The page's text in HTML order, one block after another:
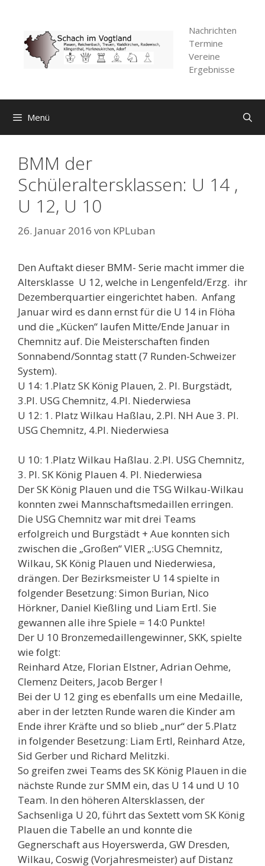
springen
Nachrichten
Termine
Vereine
Ergebnisse
Menü
BMM der
Schüleraltersklassen: U 14 ,
U 12, U 10
26. Januar 2016 von KPLuban
Den Auftakt dieser BMM- Serie macht immer die
Altersklasse U 12, welche in Lengenfeld/Erzg. ihr
Dezemberquartier eingerichtet haben. Anfang
Januar wird es dann ernst für die U 14 in Flöha
und die „Kücken“ laufen Mitte/Ende Januar in
Chemnitz auf. Die Meisterschaften finden
Sonnabend/Sonntag statt (7 Runden-Schweizer
System).
U 14: 1.Platz SK König Plauen, 2. Pl. Burgstädt,
3.Pl. USG Chemnitz, 4.Pl. Niederwiesa
U 12: 1. Platz Wilkau Haßlau, 2.Pl. NH Aue 3. Pl.
USG Chemnitz, 4.Pl. Niederwiesa
U 10: 1.Platz Wilkau Haßlau. 2.Pl. USG Chemnitz,
3. Pl. SK König Plauen 4. Pl. Niederwiesa
Der SK König Plauen und die TSG Wilkau-Wilkau
konnten zwei Mannschaftsmedaillen erringen.
Die USG Chemnitz war mit drei Teams
erfolgreich und Burgstädt + Aue konnten sich
zwischen die „Großen“ VIER „:USG Chemnitz,
Wilkau, SK König Plauen und Niederwiesa,
drängen. Der Bezirksmeister U 14 spielte in
folgender Besetzung: Simon Burian, Nico
Hörkner, Daniel Kießling und Liam Ertl. Sie
gewannen alle ihre Spiele = 14:0 Punkte!
Der U 10 Bronzemedaillengewinner, SKK, spielte
wie folgt:
Reinhard Atze, Florian Elstner, Adrian Oehme,
Clemenz Deiters, Jacob Berger !
Bei der U 12 ging es ebenfalls um eine Medaille,
aber in der letzten Runde waren die Kinder am
Ende ihrer Kräfte und so blieb „nur“ der 5.Platz
in folgender Besetzung: Liam Ertl, Reinhard Atze,
Sid Gerber und Richard Melitzki.
So greifen zwei Teams des SK König Plauen in die
nächste Runde zur SMM ein, das U 14 und U 10
Team. In den höheren Altersklassen, der
Sachsenliga U 20, führt das Sextett vom SK König
Plauen die Tabelle an und konnte die
Gegnerschaft aus Hoyerswerda, GW Dresden,
Wilkau, Coswig (Vorjahresmeister) auf Distanz